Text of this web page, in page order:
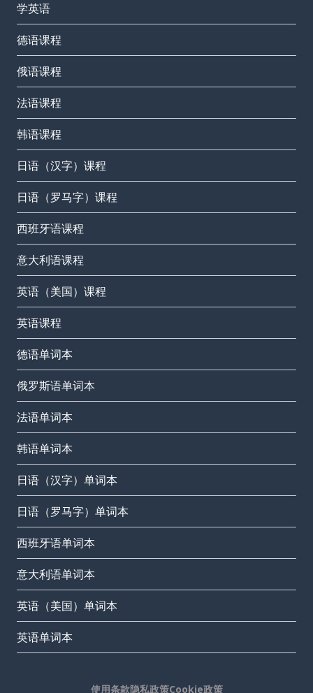
学英语
德语课程
俄语课程
法语课程
韩语课程
日语（汉字）课程
日语（罗马字）课程
西班牙语课程
意大利语课程
英语（美国）课程
英语课程
德语单词本
俄罗斯语单词本
法语单词本
韩语单词本
日语（汉字）单词本
日语（罗马字）单词本
西班牙语单词本
意大利语单词本
英语（美国）单词本
英语单词本
使用条款隐私政策Cookie政策